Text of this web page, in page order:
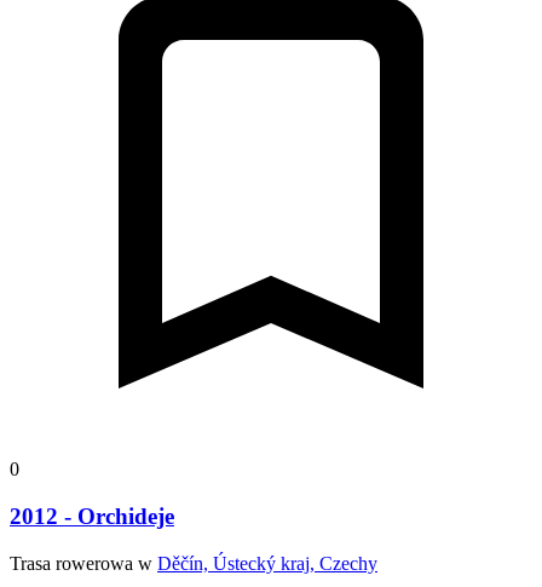
0
2012 - Orchideje
Trasa rowerowa w Děčín, Ústecký kraj, Czechy